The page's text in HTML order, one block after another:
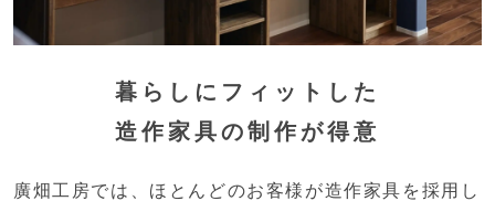
暮らしにフィットした
造作家具の制作が得意
廣畑工房では、ほとんどのお客様が造作家具を採用し